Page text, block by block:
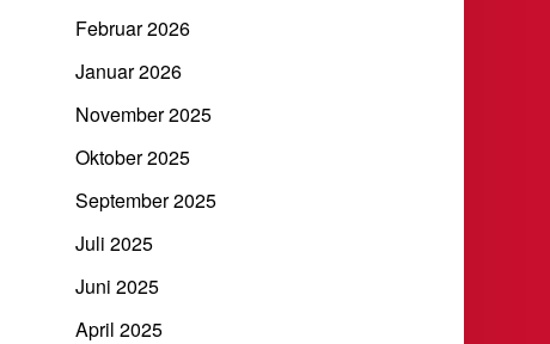
Februar 2026
Januar 2026
November 2025
Oktober 2025
September 2025
Juli 2025
Juni 2025
April 2025